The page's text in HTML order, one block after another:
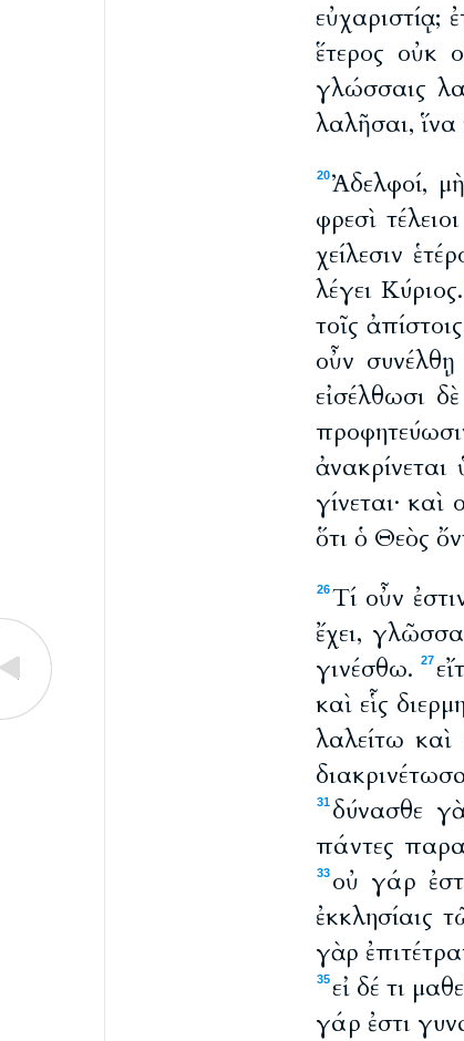
εὐχαριστίᾳ;
ἕτερος οὐκ
γλώσσαις
λαλῆσαι,
20 Ἀδελφοί,
φρεσὶ
χείλεσιν
λέγει Κύριος.
τοῖς
οὖν
εἰσέλθωσι
γίνεται·
ὅτι ὁ Θεὸς
26 Τί οὖν
ἔχει,
γινέσθω.
27
καὶ εἷς
λαλείτω
31 δύνασθε
πάντες
33 οὐ γάρ
ἐκκλησίαις
γὰρ
35 εἰ δέ τι
γάρ ἐστι